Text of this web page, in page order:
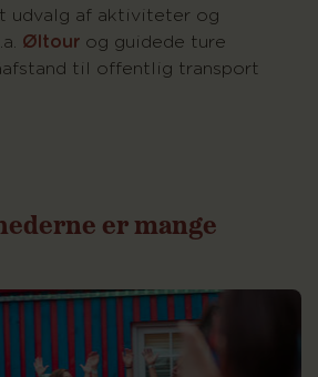
udvalg af aktiviteter og
Øltour og guidede ture
til offentlig transport
ermange